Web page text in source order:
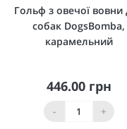
Гольф з овечої вовни
собак DogsBomba,
карамельний
446.00 грн
- +